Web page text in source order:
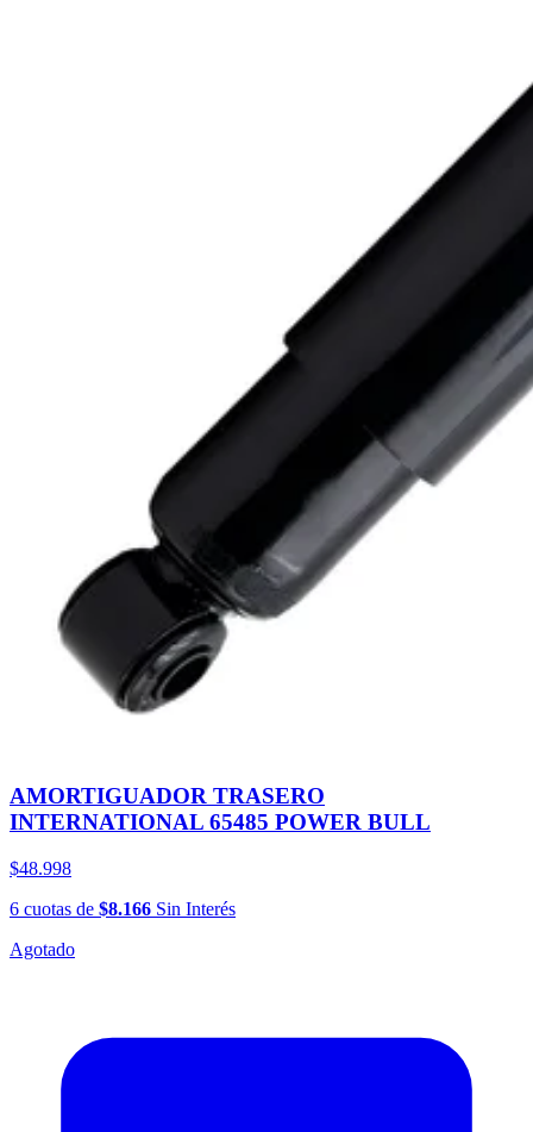
AMORTIGUADOR TRASERO
INTERNATIONAL 65485 POWER BULL
$48.998
6 cuotas de $8.166 Sin Interés
Agotado